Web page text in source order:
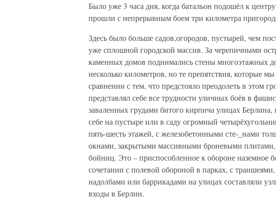
Было уже 3 часа дня, когда батальон подошёл к
прошли с непрерывным боем три километра
Здесь было больше садов,огородов, пустырей, чем
уже сплошной городской массив. За черепичными
каменных домов поднимались стены многоэтажных
несколько километров, но те препятствия, которые
сравнении с тем, что предстояло преодолеть в этом
представлял себе все трудности уличных боёв в
заваленных грудами битого кирпича улицах Берлина,
себе на пустыре или в саду огромный
пять-шесть этажей, с железобетонными сте-_нами
окнами, закрытыми массивными броневыми
бойниц. Это – приспособленное к обороне наземное
сочетании с полевой обороной в парках, с
надолбами или баррикадами на улицах составляли
входы в Берлин.